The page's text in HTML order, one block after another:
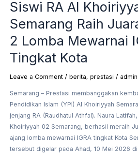
Siswi RA Al
Semarang Raih
2 Lomba Mewarnai
Tingkat Kota
Leave a Comment / berita, prestasi / admin
Semarang – Prestasi membanggakan
Pendidikan Islam (YPI) Al Khoiriyyah
jenjang RA (Raudhatul Athfal). Naura
Khoiriyyah 02 Semarang, berhasil meraih
ajang lomba mewarnai IGRA tingkat Kota
tersebut digelar pada Ahad, 10 Mei 2026 di